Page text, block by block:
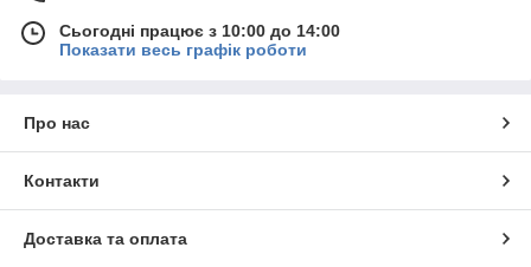
Сьогодні працює з 10:00 до 14:00
Показати весь графік роботи
Про нас
Контакти
Доставка та оплата